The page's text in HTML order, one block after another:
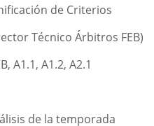
de Criterios
Técnico Árbitros FEB)
A1.1, A1.2, A2.1
de la temporada